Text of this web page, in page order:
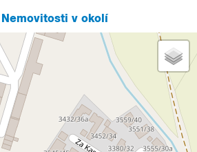
Nemovitosti v okolí